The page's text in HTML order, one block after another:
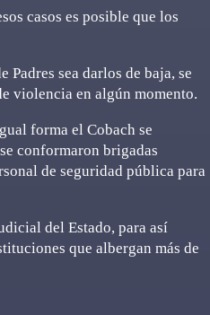
casos es posible que los
Padres sea darlos de baja, se
violencia en algún momento.
forma el Cobach se
conformaron brigadas
de seguridad pública para
del Estado, para así
que albergan más de